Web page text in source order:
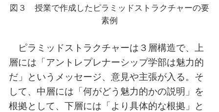
図３ 授業で作成したピラミッドストラクチャーの要
素例
ピラミッドストラクチャーは３層構造で、上
層には「アントレプレナーシップ学部は魅力的
だ」というメッセージ、意見や主張が入る。そ
して、中層には「何がどう魅力的かの説明」を
根拠として、下層には「より具体的な根拠」と